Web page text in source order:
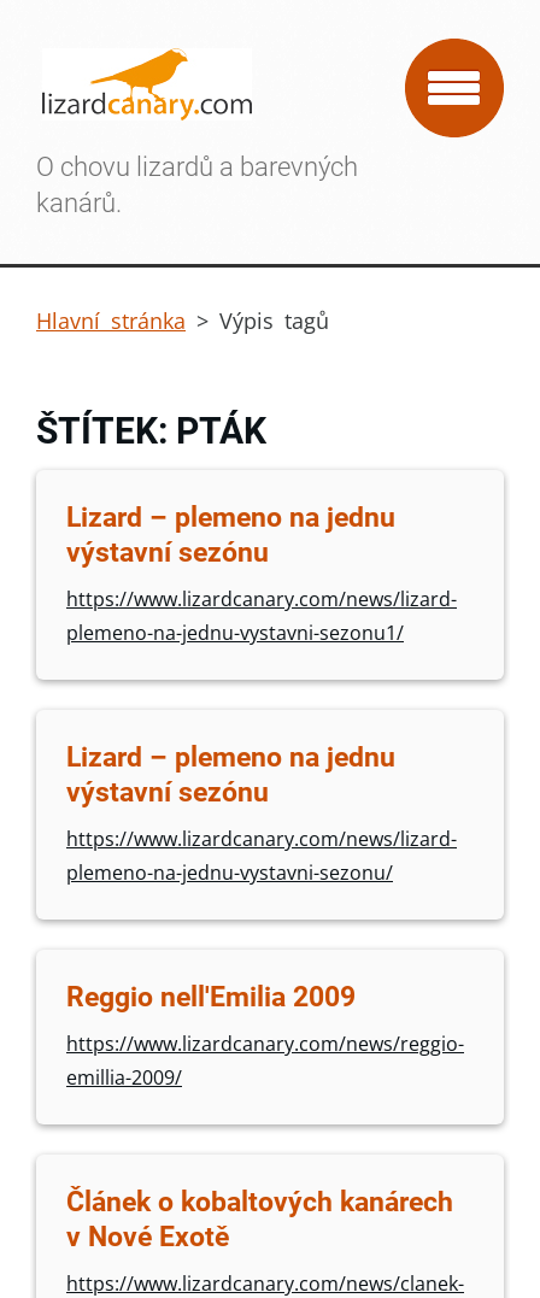
O chovu lizardů a barevných
kanárů.
Hlavní stránka > Výpis tagů
ŠTÍTEK: PTÁK
Lizard – plemeno na jednu
výstavní sezónu
https://www.lizardcanary.com/news/lizard-
plemeno-na-jednu-vystavni-sezonu1/
Lizard – plemeno na jednu
výstavní sezónu
https://www.lizardcanary.com/news/lizard-
plemeno-na-jednu-vystavni-sezonu/
Reggio nell'Emilia 2009
https://www.lizardcanary.com/news/reggio-
emillia-2009/
Článek o kobaltových kanárech
v Nové Exotě
https://www.lizardcanary.com/news/clanek-